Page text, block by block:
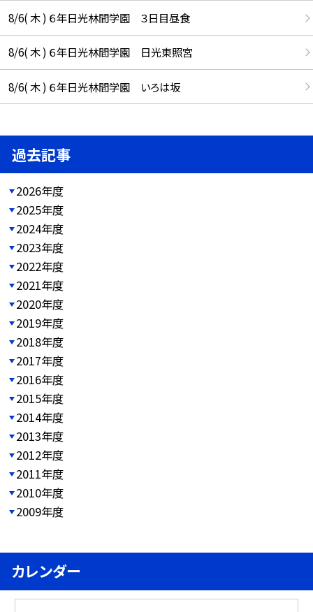
8/6( 木 ) ６年日光林間学園 ３日目昼食
8/6( 木 ) ６年日光林間学園 日光東照宮
8/6( 木 ) ６年日光林間学園 いろは坂
過去記事
2026年度
2025年度
2024年度
2023年度
2022年度
2021年度
2020年度
2019年度
2018年度
2017年度
2016年度
2015年度
2014年度
2013年度
2012年度
2011年度
2010年度
2009年度
カレンダー